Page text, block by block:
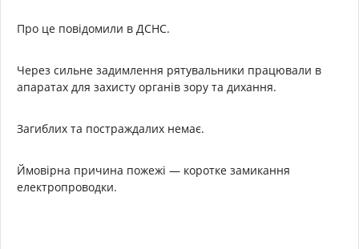
Про це повідомили в ДСНС.
Через сильне задимлення рятувальники працювали в
апаратах для захисту органів зору та дихання.
Загиблих та постраждалих немає.
Ймовірна причина пожежі — коротке замикання
електропроводки.